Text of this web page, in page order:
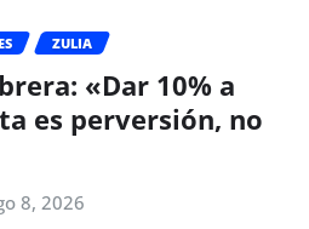
ZULIA
«Dar 10% a
es perversión, no
8, 2026